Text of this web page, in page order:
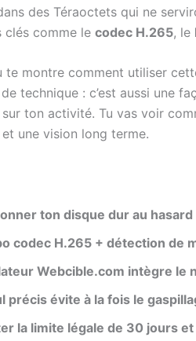
des Téraoctets qui ne
clés comme le codec H.265, le
te montre comment utiliser
technique : c’est aussi une
ton activité. Tu vas voir
une vision long terme.
ton disque dur au
codec H.265 + détection de
Webcible.com intègre le
précis évite à la fois le
la limite légale de 30 jours